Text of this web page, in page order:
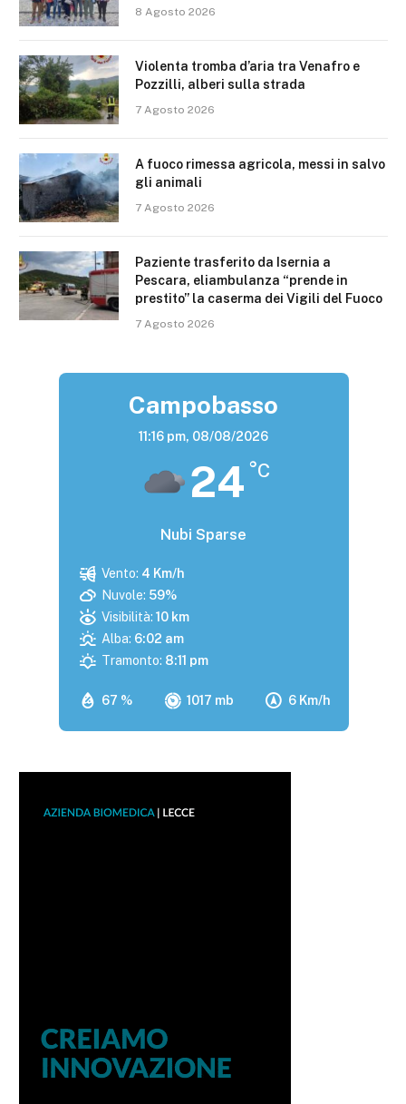
8 Agosto 2026
Violenta tromba d’aria tra Venafro e
Pozzilli, alberi sulla strada
7 Agosto 2026
A fuoco rimessa agricola, messi in salvo
gli animali
7 Agosto 2026
Paziente trasferito da Isernia a
Pescara, eliambulanza “prende in
prestito” la caserma dei Vigili del Fuoco
7 Agosto 2026
Campobasso
11:16 pm, 08/08/2026
24 °C
Nubi Sparse
67 % 1017 mb 6 Km/h
Vento: 4 Km/h
Nuvole: 59%
Visibilità: 10 km
Alba: 6:02 am
Tramonto: 8:11 pm